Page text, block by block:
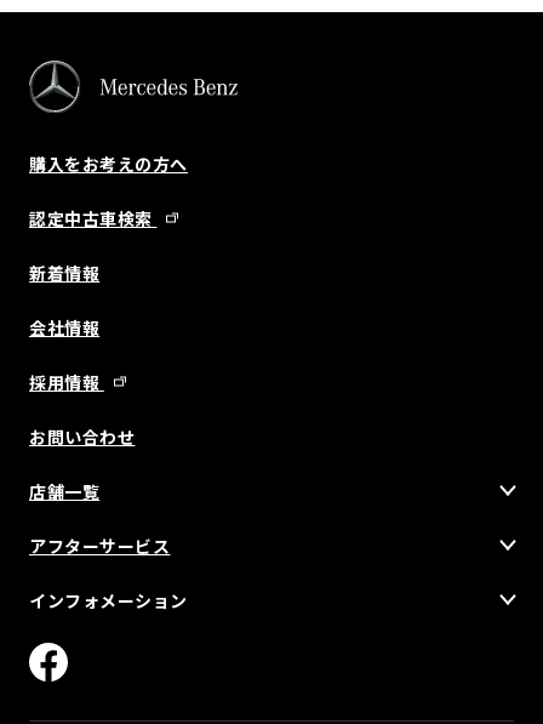
購入をお考えの方へ
認定中古車検索
新着情報
会社情報
採用情報
お問い合わせ
店舗一覧
アフターサービス
インフォメーション